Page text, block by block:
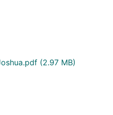
(2.97 MB)